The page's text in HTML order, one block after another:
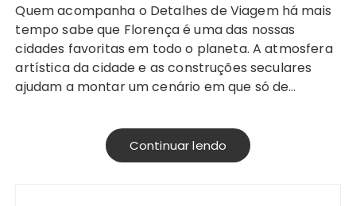
Quem acompanha o Detalhes de Viagem há mais
tempo sabe que Florença é uma das nossas
cidades favoritas em todo o planeta. A atmosfera
artística da cidade e as construções seculares
ajudam a montar um cenário em que só de…
Continuar lendo